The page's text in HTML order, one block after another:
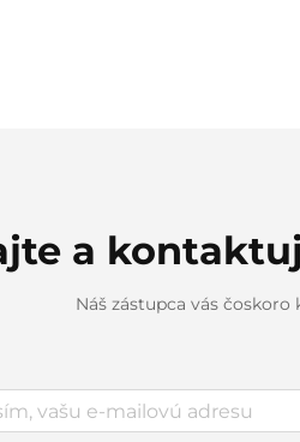
a
Náš zástupca vás čoskoro